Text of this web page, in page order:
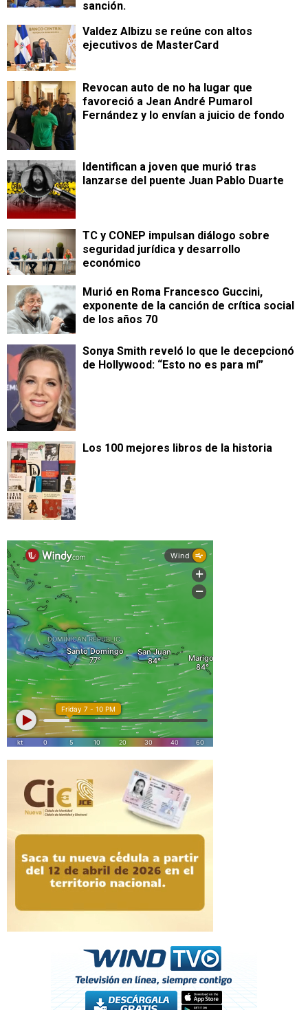
sanción.
Valdez Albizu se reúne con altos
ejecutivos de MasterCard
Revocan auto de no ha lugar que
favoreció a Jean André Pumarol
Fernández y lo envían a juicio de fondo
Identifican a joven que murió tras
lanzarse del puente Juan Pablo Duarte
TC y CONEP impulsan diálogo sobre
seguridad jurídica y desarrollo
económico
Murió en Roma Francesco Guccini,
exponente de la canción de crítica social
de los años 70
Sonya Smith reveló lo que le decepcionó
de Hollywood: “Esto no es para mí”
Los 100 mejores libros de la historia